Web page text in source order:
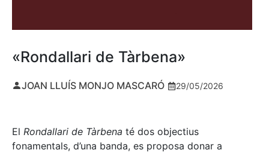
«Rondallari de Tàrbena»
JOAN LLUÍS MONJO MASCARÓ 29/05/2026
El Rondallari de Tàrbena té dos objectius
fonamentals, d’una banda, es proposa donar a